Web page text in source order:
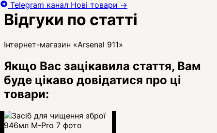
Відгуки по статті
Інтернет-магазин «Arsenal 911»
Якщо Вас зацікавила стаття, Вам
буде цікаво довідатися про ці
товари:
Telegram канал Нові товари →